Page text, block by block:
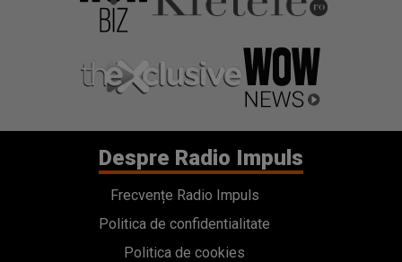
Despre Radio Impuls
Frecvențe Radio Impuls
Politica de confidentialitate
Politica de cookies